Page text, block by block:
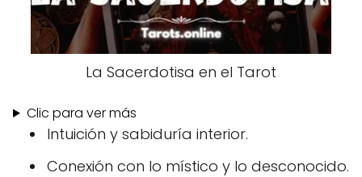
La Sacerdotisa en el Tarot
Clic para ver más
Intuición y sabiduría interior.
Conexión con lo místico y lo desconocido.